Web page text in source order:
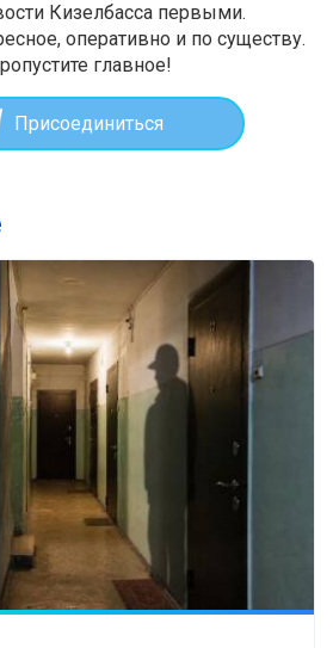
Кизелбасса первыми.
оперативно и по существу.
главное!
Присоединиться